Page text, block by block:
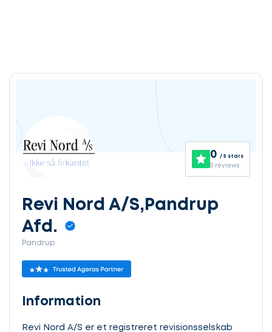
0 / 5 stars
0 reviews
Revi Nord A/S,Pandrup
Afd.
Pandrup
Information
Revi Nord A/S er et registreret revisionsselskab